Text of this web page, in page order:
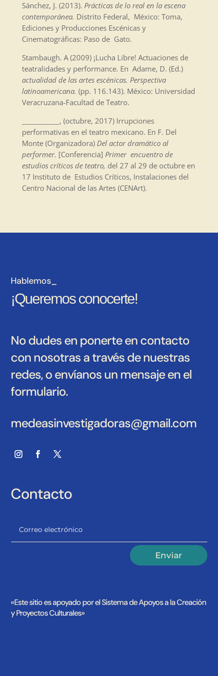
Sánchez, J. (2013). Prácticas de lo real en la escena
contemporánea. Distrito Federal, México: Toma,
Ediciones y Producciones Escénicas y
Cinematográficas: Paso de Gato.
Stambaugh. A (2009) ¡Lucha Libre! Actuaciones de
teatralidades y performance. En Adame, D. (Ed.)
actualidad de las artes escénicas. Perspectiva
latinoamericana. (pp. 116.143). México: Universidad
Veracruzana-Facultad de Teatro.
___________, (octubre, 2017) Irrupciones
performativas en el teatro mexicano. En F. Del
Monte (Organizadora) Del actor dramático al
performer. [Conferencia] Primer encuentro de
estudios críticos de teatro, del 27 al 29 de octubre en
17 Instituto de Estudios Críticos, Instalaciones del
Centro Nacional de las Artes (CENArt).
Hablemos_
¡Queremos conocerte!
No dudes en ponerte en contacto
con nosotras a través de nuestras
redes, o envíanos un mensaje en el
formulario.
medeasinvestigadoras@gmail.com
Contacto
Enviar
«Este sitio es apoyado por el Sistema de Apoyos a la Creación
y Proyectos Culturales»